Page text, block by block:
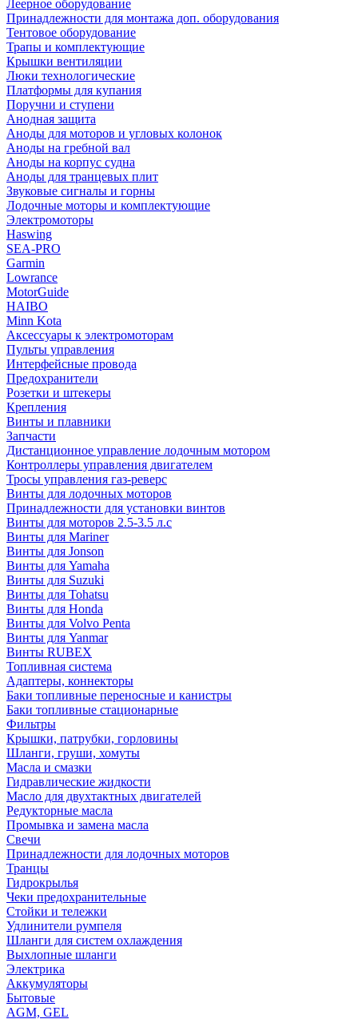
Леерное оборудование
Принадлежности для монтажа доп. оборудования
Тентовое оборудование
Трапы и комплектующие
Крышки вентиляции
Люки технологические
Платформы для купания
Поручни и ступени
Анодная защита
Аноды для моторов и угловых колонок
Аноды на гребной вал
Аноды на корпус судна
Аноды для транцевых плит
Звуковые сигналы и горны
Лодочные моторы и комплектующие
Электромоторы
Haswing
SEA-PRO
Garmin
Lowrance
MotorGuide
HAIBO
Minn Kota
Аксессуары к электромоторам
Пульты управления
Интерфейсные провода
Предохранители
Розетки и штекеры
Крепления
Винты и плавники
Запчасти
Дистанционное управление лодочным мотором
Контроллеры управления двигателем
Тросы управления газ-реверс
Винты для лодочных моторов
Принадлежности для установки винтов
Винты для моторов 2.5-3.5 л.с
Винты для Mariner
Винты для Jonson
Винты для Yamaha
Винты для Suzuki
Винты для Tohatsu
Винты для Honda
Винты для Volvo Penta
Винты для Yanmar
Винты RUBEX
Топливная система
Адаптеры, коннекторы
Баки топливные переносные и канистры
Баки топливные стационарные
Фильтры
Крышки, патрубки, горловины
Шланги, груши, хомуты
Масла и смазки
Гидравлические жидкости
Масло для двухтактных двигателей
Редукторные масла
Промывка и замена масла
Свечи
Принадлежности для лодочных моторов
Транцы
Гидрокрылья
Чеки предохранительные
Стойки и тележки
Удлинители румпеля
Шланги для систем охлаждения
Выхлопные шланги
Электрика
Аккумуляторы
Бытовые
AGM, GEL